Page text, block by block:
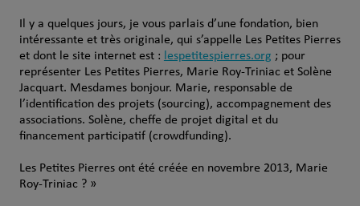
Il y a quelques jours, je vous parlais d’une fondation, bien
intéressante et très originale, qui s’appelle Les Petites Pierres
et dont le site internet est : lespetitespierres.org ; pour
représenter Les Petites Pierres, Marie Roy-Triniac et Solène
Jacquart. Mesdames bonjour. Marie, responsable de
l’identification des projets (sourcing), accompagnement des
associations. Solène, cheffe de projet digital et du
financement participatif (crowdfunding).
Les Petites Pierres ont été créée en novembre 2013, Marie
Roy-Triniac ? »